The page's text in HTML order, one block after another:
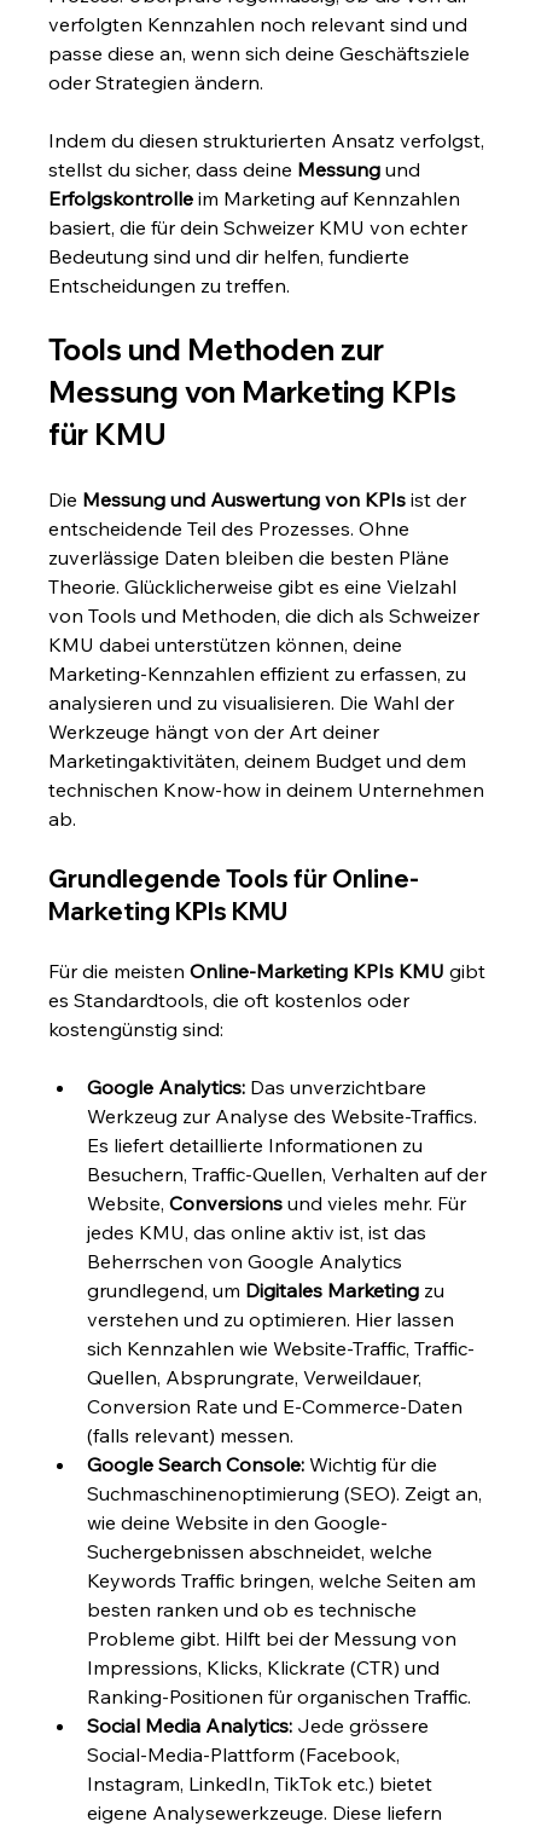
verfolgten Kennzahlen noch relevant sind und
passe diese an, wenn sich deine Geschäftsziele
oder Strategien ändern.
Indem du diesen strukturierten Ansatz verfolgst,
stellst du sicher, dass deine Messung und
Erfolgskontrolle im Marketing auf Kennzahlen
basiert, die für dein Schweizer KMU von echter
Bedeutung sind und dir helfen, fundierte
Entscheidungen zu treffen.
Tools und Methoden zur
Messung von Marketing KPIs
für KMU
Die Messung und Auswertung von KPIs ist der
entscheidende Teil des Prozesses. Ohne
zuverlässige Daten bleiben die besten Pläne
Theorie. Glücklicherweise gibt es eine Vielzahl
von Tools und Methoden, die dich als Schweizer
KMU dabei unterstützen können, deine
Marketing-Kennzahlen effizient zu erfassen, zu
analysieren und zu visualisieren. Die Wahl der
Werkzeuge hängt von der Art deiner
Marketingaktivitäten, deinem Budget und dem
technischen Know-how in deinem Unternehmen
ab.
Grundlegende Tools für Online-
Marketing KPIs KMU
Für die meisten Online-Marketing KPIs KMU gibt
es Standardtools, die oft kostenlos oder
kostengünstig sind:
Google Analytics: Das unverzichtbare
Werkzeug zur Analyse des Website-Traffics.
Es liefert detaillierte Informationen zu
Besuchern, Traffic-Quellen, Verhalten auf der
Website, Conversions und vieles mehr. Für
jedes KMU, das online aktiv ist, ist das
Beherrschen von Google Analytics
grundlegend, um Digitales Marketing zu
verstehen und zu optimieren. Hier lassen
sich Kennzahlen wie Website-Traffic, Traffic-
Quellen, Absprungrate, Verweildauer,
Conversion Rate und E-Commerce-Daten
(falls relevant) messen.
Google Search Console: Wichtig für die
Suchmaschinenoptimierung (SEO). Zeigt an,
wie deine Website in den Google-
Suchergebnissen abschneidet, welche
Keywords Traffic bringen, welche Seiten am
besten ranken und ob es technische
Probleme gibt. Hilft bei der Messung von
Impressions, Klicks, Klickrate (CTR) und
Ranking-Positionen für organischen Traffic.
Social Media Analytics: Jede grössere
Social-Media-Plattform (Facebook,
Instagram, LinkedIn, TikTok etc.) bietet
eigene Analysewerkzeuge. Diese liefern